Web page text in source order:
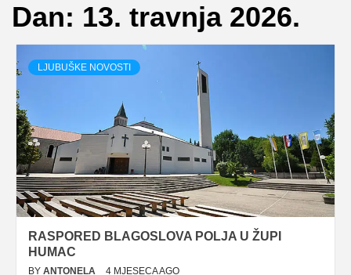
Dan: 13. travnja 2026.
LJUBUŠKE NOVOSTI
RASPORED BLAGOSLOVA POLJA U ŽUPI
HUMAC
BY ANTONELA 4 MJESECA AGO